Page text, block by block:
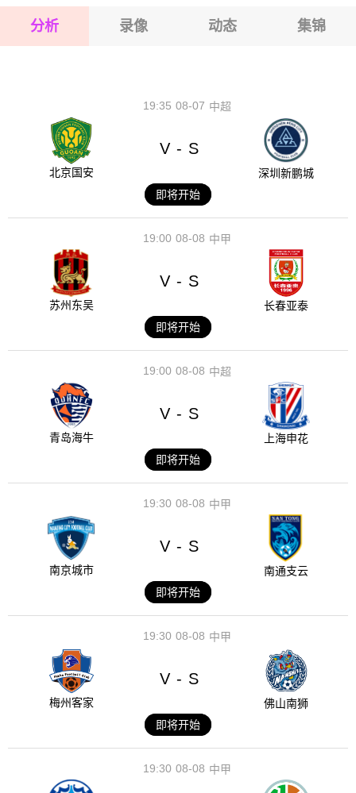
2026-08-15 【巴西乙】 雷加塔斯巴西VS累西腓航海
分析 录像 动态 集锦
08-07
19:35 中超
北京国安
V - S
深圳新鹏城
即将开始
08-08
19:00 中甲
苏州东吴
V - S
长春亚泰
即将开始
08-08
19:00 中超
青岛海牛
V - S
上海申花
即将开始
08-08
19:30 中甲
南京城市
V - S
南通支云
即将开始
08-08
19:30 中甲
梅州客家
V - S
佛山南狮
即将开始
08-08
19:30 中甲